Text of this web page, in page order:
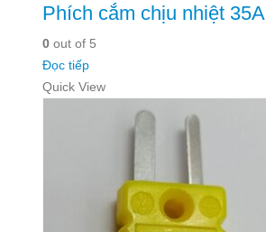
Phích cắm chịu nhiệt 35A
0 out of 5
Đọc tiếp
Quick View